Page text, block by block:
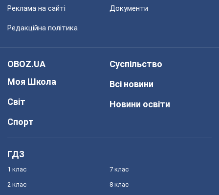
Реклама на сайті Документи
Редакційна політика
OBOZ.UA
Моя Школа
Світ
Спорт
Суспільство
Всі новини
Новини освіти
ГДЗ
1 клас
2 клас
7 клас
8 клас